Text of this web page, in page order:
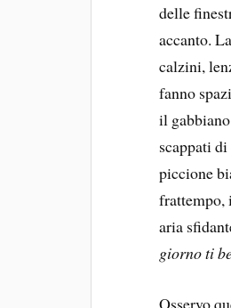
delle
accanto.
calzini,
fanno
il
scappati
piccione
frattempo,
aria
giorno ti
Osservo